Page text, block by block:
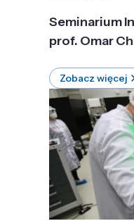
Seminarium
prof. Omar
Zobacz więcej